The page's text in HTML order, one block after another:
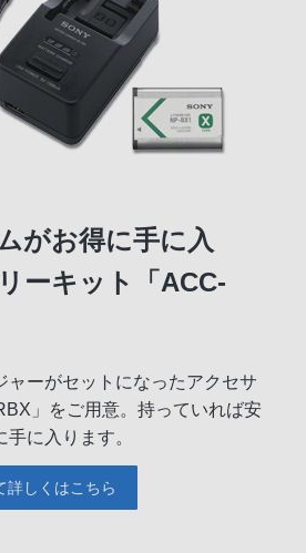
がお得に手に入
ーキット「ACC-
ャーがセットになったアクセサ
」をご用意。持っていれば安
に入ります。
詳しくはこちら